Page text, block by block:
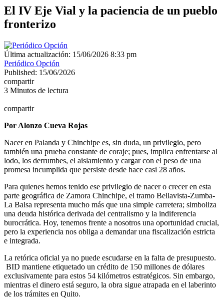
El IV Eje Vial y la paciencia de un pueblo
fronterizo
Última actualización: 15/06/2026 8:33 pm
Periódico Opción
Published: 15/06/2026
compartir
3 Minutos de lectura
compartir
Por Alonzo Cueva Rojas
Nacer en Palanda y Chinchipe es, sin duda, un privilegio, pero
también una prueba constante de coraje; pues, implica enfrentarse al
lodo, los derrumbes, el aislamiento y cargar con el peso de una
promesa incumplida que persiste desde hace casi 28 años.
Para quienes hemos tenido ese privilegio de nacer o crecer en esta
parte geográfica de Zamora Chinchipe, el tramo Bellavista-Zumba-
La Balsa representa mucho más que una simple carretera; simboliza
una deuda histórica derivada del centralismo y la indiferencia
burocrática. Hoy, tenemos frente a nosotros una oportunidad crucial,
pero la experiencia nos obliga a demandar una fiscalización estricta
e integrada.
La retórica oficial ya no puede escudarse en la falta de presupuesto.
BID mantiene etiquetado un crédito de 150 millones de dólares
exclusivamente para estos 54 kilómetros estratégicos. Sin embargo,
mientras el dinero está seguro, la obra sigue atrapada en el laberinto
de los trámites en Quito.